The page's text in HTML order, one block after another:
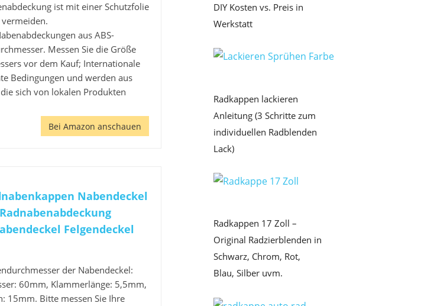
ist mit einer Schutzfolie
aus ABS-
Messen Sie die Größe
vor dem Kauf; Internationale
Bedingungen und werden aus
sich von lokalen Produkten
Bei Amazon anschauen
Nabendeckel
Felgendeckel
der Nabendeckel:
60mm, Klammerlänge: 5,5mm,
15mm. Bitte messen Sie Ihre
DIY Kosten vs. Preis in
Werkstatt
Radkappen lackieren
Anleitung (3 Schritte zum
individuellen Radblenden
Lack)
Radkappen 17 Zoll –
Original Radzierblenden in
Schwarz, Chrom, Rot,
Blau, Silber uvm.